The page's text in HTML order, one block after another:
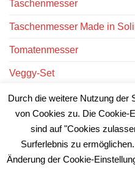
Taschenmesser
Taschenmesser Made in
Tomatenmesser
Veggy-Set
Victorinox Messer
Victorinox Uhren
Durch die weitere Nutzung der
von Cookies zu. Die Cookie-
sind auf "Cookies
Surferlebnis zu
Änderung der Cookie-